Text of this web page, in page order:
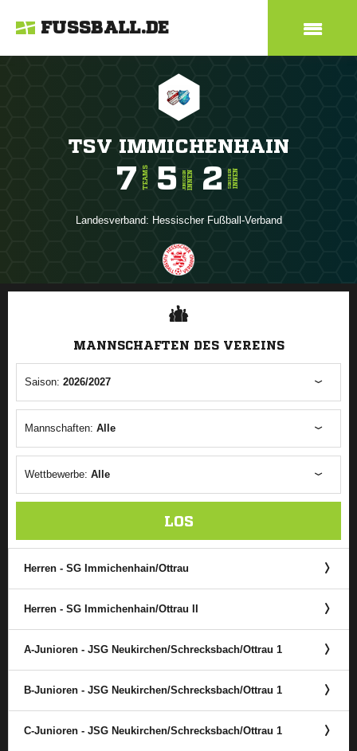
FUSSBALL.DE
TSV IMMICHENHAIN
7 TEAMS 5 JUNIORENINNEN 2 SENIORENINNEN
Landesverband: Hessischer Fußball-Verband
ANZEIGE
MANNSCHAFTEN DES VEREINS
Saison: 2026/2027
Mannschaften: Alle
Wettbewerbe: Alle
LOS
Herren - SG Immichenhain/​Ottrau
Herren - SG Immichenhain/​Ottrau II
A-Junioren - JSG Neukirchen/​Schrecksbach/​Ottrau 1
B-Junioren - JSG Neukirchen/​Schrecksbach/​Ottrau 1
C-Junioren - JSG Neukirchen/​Schrecksbach/​Ottrau 1